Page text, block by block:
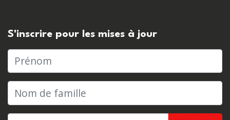
S'inscrire pour les mises à jour
Prénom
Nom de famille